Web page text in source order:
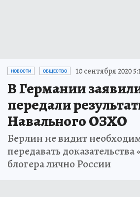
НОВОСТИ ОБЩЕСТВО 10 сентября 2020
В Германии
передали
Навального ОЗХО
Берлин не видит
передавать
блогера лично России